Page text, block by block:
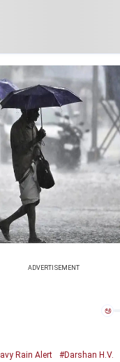
ADVERTISEMENT
ಅ
Rain Alert #Darshan H.V.